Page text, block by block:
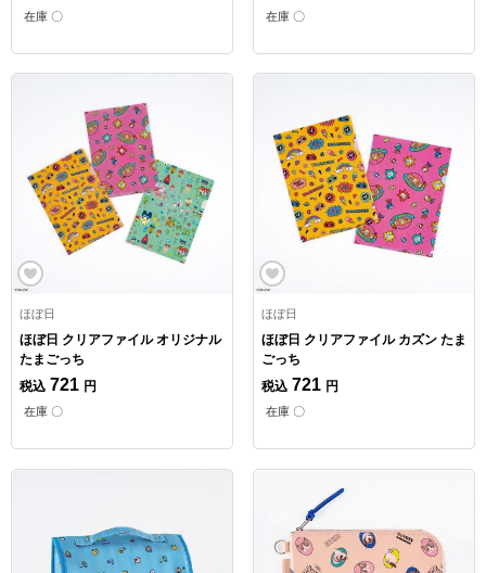
在庫 〇 在庫 〇
ほぼ日
ほぼ日 クリアファイル オリジナル
たまごっち
税込 721 円
在庫 〇
ほぼ日
ほぼ日 クリアファイル カズン たま
ごっち
税込 721 円
在庫 〇